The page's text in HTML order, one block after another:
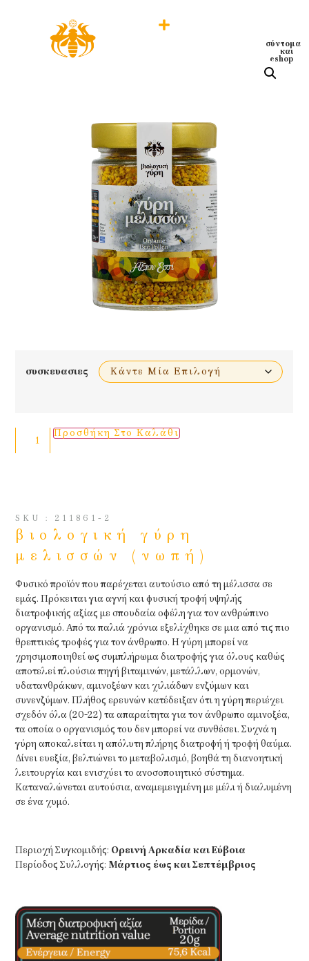
σύντομα
και
eshop
SKU : 211861-2
βιολογική γύρη
μελισσών (νωπή)
Φυσικό προϊόν που παρέχεται αυτούσιο από τη μέλισσα σε
εμάς. Πρόκειται για αγνή και φυσική τροφή υψηλής
διατροφικής αξίας με σπουδαία οφέλη για τον ανθρώπινο
οργανισμό. Από τα παλιά χρόνια εξελίχθηκε σε μια από τις πιο
θρεπτικές τροφές για τον άνθρωπο. Η γύρη μπορεί να
χρησιμοποιηθεί ως συμπλήρωμα διατροφής για όλους καθώς
αποτελεί πλούσια πηγή βιταμινών, μετάλλων, ορμονών,
υδατανθράκων, αμινοξέων και χιλιάδων ενζύμων και
συνενζύμων. Πλήθος ερευνών κατέδειξαν ότι η γύρη περιέχει
σχεδόν όλα (20-22) τα απαραίτητα για τον άνθρωπο αμινοξέα,
τα οποία ο οργανισμός του δεν μπορεί να συνθέσει. Συχνά η
γύρη αποκαλείται η απόλυτη πλήρης διατροφή ή τροφή θαύμα.
Δίνει ευεξία, βελτιώνει το μεταβολισμό, βοηθά τη διανοητική
λειτουργία και ενισχύει το ανοσοποιητικό σύστημα.
Καταναλώνεται αυτούσια, αναμεμειγμένη με μέλι ή διαλυμένη
σε ένα χυμό.
Περιοχή Συγκομιδής: Ορεινή Αρκαδία και Εύβοια
Περίοδος Συλλογής: Μάρτιος έως και Σεπτέμβριος
συσκευασιες
Προσθήκη Στο Καλάθι